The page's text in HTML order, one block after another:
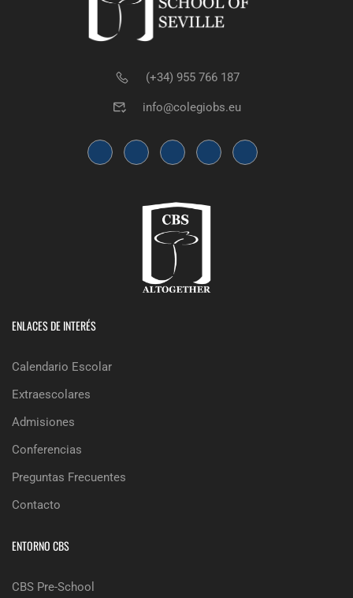
(+34) 955 766 187
info@colegiobs.eu
ENLACES DE INTERÉS
Calendario Escolar
Extraescolares
Admisiones
Conferencias
Preguntas Frecuentes
Contacto
ENTORNO CBS
CBS Pre-School